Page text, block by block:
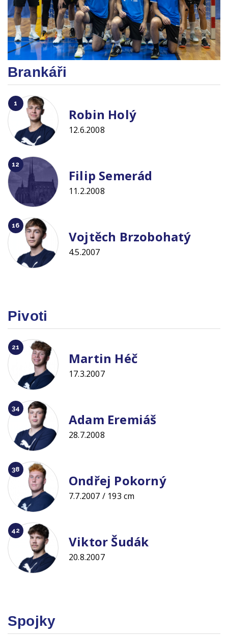
Brankáři
1
Robin Holý
12.6.2008
12
Filip Semerád
11.2.2008
16
Vojtěch Brzobohatý
4.5.2007
Pivoti
21
Martin Héč
17.3.2007
34
Adam Eremiáš
28.7.2008
38
Ondřej Pokorný
7.7.2007 / 193 cm
42
Viktor Šudák
20.8.2007
Spojky